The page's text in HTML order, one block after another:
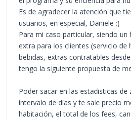
Es de agradecer la atención que
usuarios, en especial, Daniele ;)
Para mi caso particular, siendo un
extra para los clientes (servicio de
bebidas, extras contratables
tengo la siguiente propuesta de
Poder sacar en las estadisticas de
intervalo de días y te sale precio
habitación, el total de los fees,